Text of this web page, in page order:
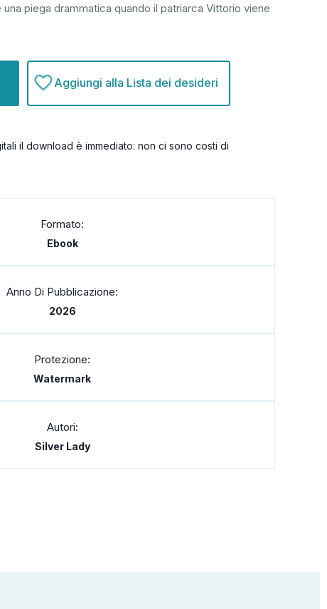
piega drammatica quando il patriarca Vittorio viene
Aggiungi alla Lista dei desideri
il download è immediato: non ci sono costi di
Formato:
Ebook
Anno Di Pubblicazione:
2026
Protezione:
Watermark
Autori:
Silver Lady